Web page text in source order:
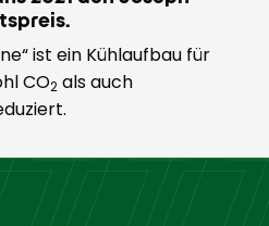
ist ein Kühlaufbau für
CO2 als auch